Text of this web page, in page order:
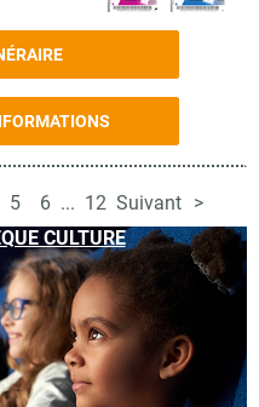
5 6 ... 12 Suivant
CULTURE